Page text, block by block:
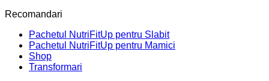
Recomandari
Pachetul NutriFitUp pentru Slabit
Pachetul NutriFitUp pentru Mamici
Shop
Transformari